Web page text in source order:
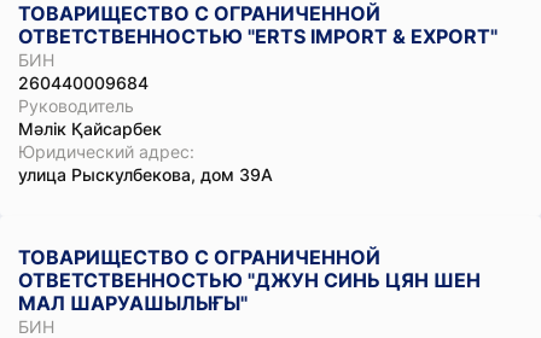
ТОВАРИЩЕСТВО С ОГРАНИЧЕННОЙ
ОТВЕТСТВЕННОСТЬЮ "ERTS IMPORT & EXPORT"
БИН
260440009684
Руководитель
Мәлік Қайсарбек
Юридический адрес:
улица Рыскулбекова, дом 39А
ТОВАРИЩЕСТВО С ОГРАНИЧЕННОЙ
ОТВЕТСТВЕННОСТЬЮ "ДЖУН СИНЬ ЦЯН ШЕН
МАЛ ШАРУАШЫЛЫҒЫ"
БИН